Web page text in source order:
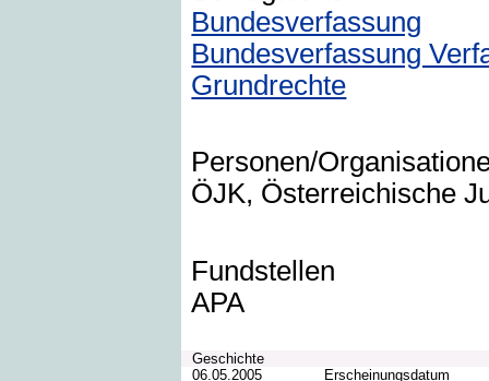
Bundesverfassung
Bundesverfassung
Grundrechte
Personen/
ÖJK, Österreichische
Fundstellen
APA
Geschichte
06.05.2005
Erscheinungsdatum